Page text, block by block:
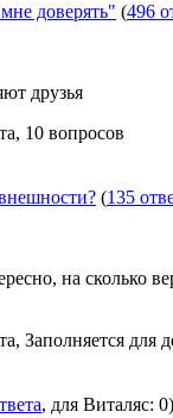
доверять" (496
друзья
10 вопросов
(135
на сколько
Заполняется для
, для Виталяс: 0)